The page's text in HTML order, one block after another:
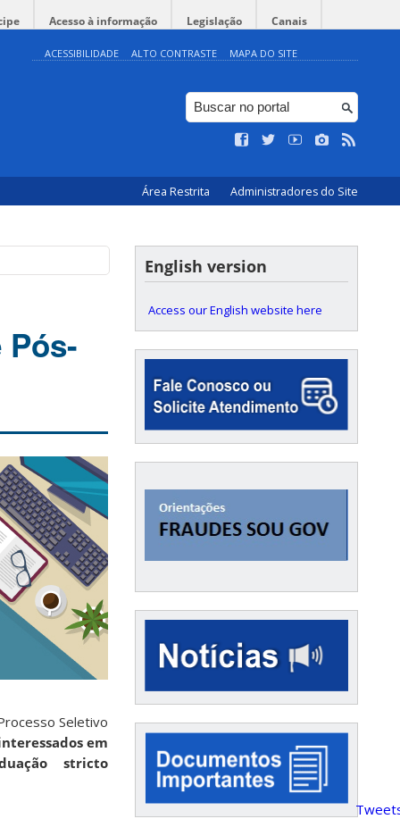
Acesso à informação Legislação Canais
ACESSIBILIDADE ALTO CONTRASTE MAPA DO SITE
Área Restrita Administradores do Site
Seletivo
em
stricto
English version
Access our English website here